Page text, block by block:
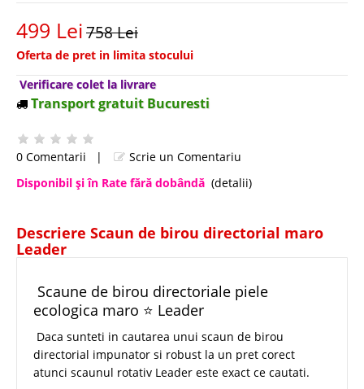
499 Lei758 Lei
Oferta de pret in limita stocului
Verificare colet la livrare
Transport gratuit Bucuresti
0 Comentarii |
Scrie un Comentariu
Disponibil şi în Rate fără dobândă (detalii)
Descriere Scaun de birou directorial maro
Leader
Scaune de birou directoriale piele
ecologica maro ⭐ Leader
Daca sunteti in cautarea unui scaun de birou
directorial impunator si robust la un pret corect
atunci scaunul rotativ Leader este exact ce cautati.